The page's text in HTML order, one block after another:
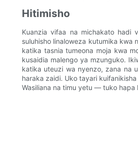
Hitimisho
Kuanzia vifaa na michakato hadi
suluhisho linaloweza kutumika
katika tasnia tumeona moja kwa
kusaidia malengo ya mzunguko.
katika uteuzi wa nyenzo, zana na
haraka zaidi. Uko tayari
Wasiliana na timu yetu — tuko